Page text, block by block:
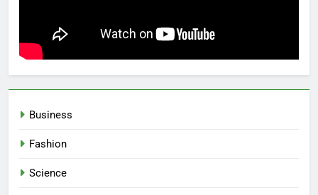
Business
Fashion
Science